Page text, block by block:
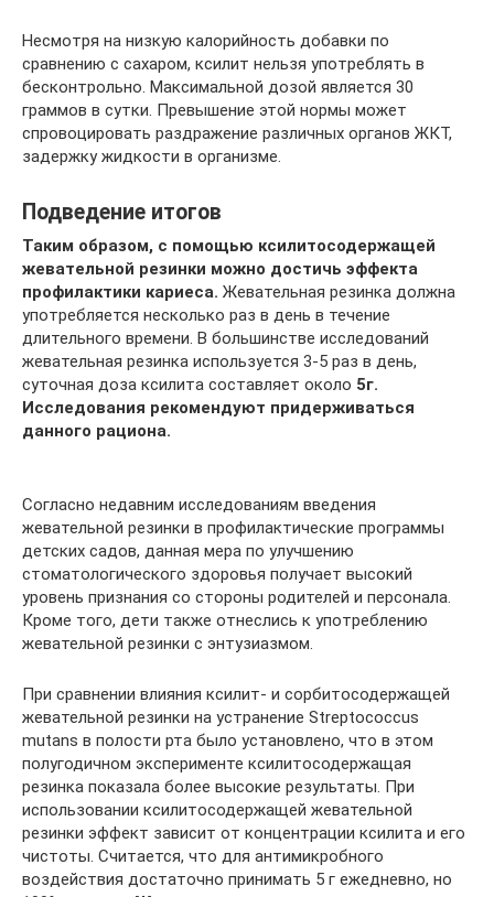
Несмотря на низкую калорийность добавки по
сравнению с сахаром, ксилит нельзя употреблять в
бесконтрольно. Максимальной дозой является 30
граммов в сутки. Превышение этой нормы может
спровоцировать раздражение различных органов ЖКТ,
задержку жидкости в организме.
Подведение итогов
Таким образом, с помощью ксилитосодержащей
жевательной резинки можно достичь эффекта
профилактики кариеса. Жевательная резинка должна
употребляется несколько раз в день в течение
длительного времени. В большинстве исследований
жевательная резинка используется 3-5 раз в день,
суточная доза ксилита составляет около 5г.
Исследования рекомендуют придерживаться
данного рациона.
Согласно недавним исследованиям введения
жевательной резинки в профилактические программы
детских садов, данная мера по улучшению
стоматологического здоровья получает высокий
уровень признания со стороны родителей и персонала.
Кроме того, дети также отнеслись к употреблению
жевательной резинки с энтузиазмом.
При сравнении влияния ксилит- и сорбитосодержащей
жевательной резинки на устранение Streptococcus
mutans в полости рта было установлено, что в этом
полугодичном эксперименте ксилитосодержащая
резинка показала более высокие результаты. При
использовании ксилитосодержащей жевательной
резинки эффект зависит от концентрации ксилита и его
чистоты. Считается, что для антимикробного
воздействия достаточно принимать 5 г ежедневно, но